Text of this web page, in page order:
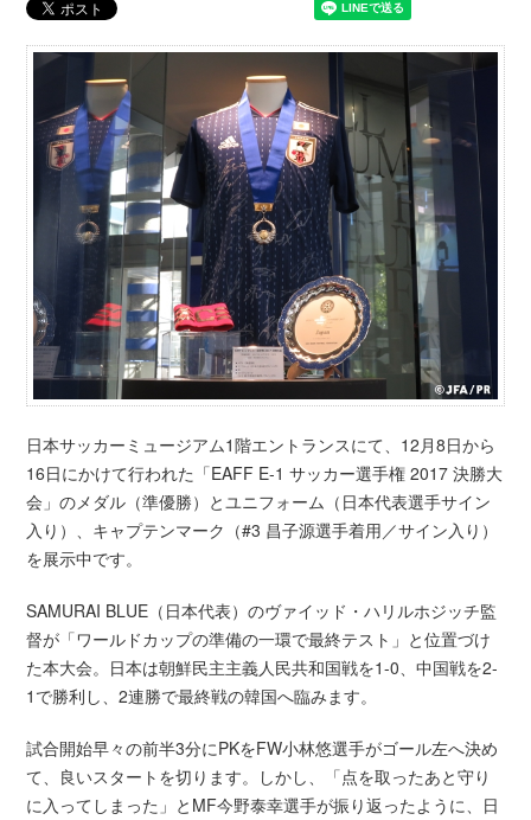
日本サッカーミュージアム1階エントランスにて、12月8日から
16日にかけて行われた「EAFF E-1 サッカー選手権 2017 決勝大
会」のメダル（準優勝）とユニフォーム（日本代表選手サイン
入り）、キャプテンマーク（#3 昌子源選手着用／サイン入り）
を展示中です。
SAMURAI BLUE（日本代表）のヴァイッド・ハリルホジッチ監
督が「ワールドカップの準備の一環で最終テスト」と位置づけ
た本大会。日本は朝鮮民主主義人民共和国戦を1-0、中国戦を2-
1で勝利し、2連勝で最終戦の韓国へ臨みます。
試合開始早々の前半3分にPKをFW小林悠選手がゴール左へ決め
て、良いスタートを切ります。しかし、「点を取ったあと守り
に入ってしまった」とMF今野泰幸選手が振り返ったように、日